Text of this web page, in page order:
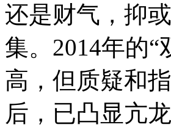
还是财气，抑
集。2014年的
高，但质疑和
后，已凸显亢